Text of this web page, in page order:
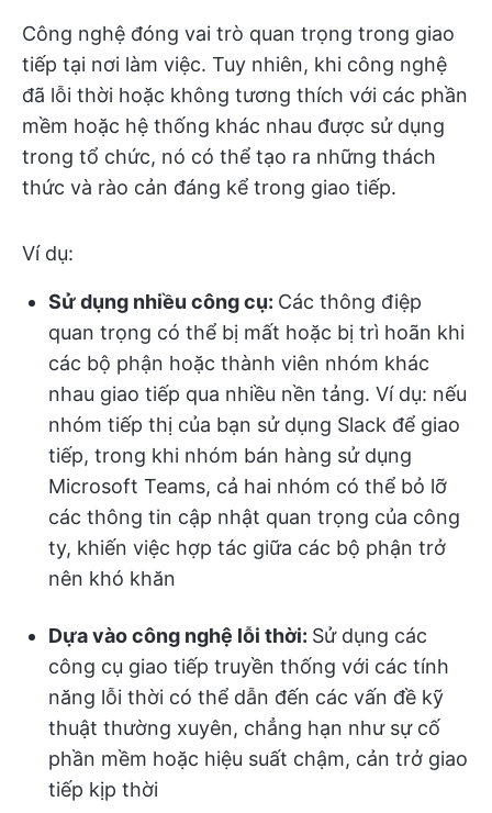
Công nghệ đóng vai trò quan trọng trong giao
tiếp tại nơi làm việc. Tuy nhiên, khi công nghệ
đã lỗi thời hoặc không tương thích với các phần
mềm hoặc hệ thống khác nhau được sử dụng
trong tổ chức, nó có thể tạo ra những thách
thức và rào cản đáng kể trong giao tiếp.
Ví dụ:
Sử dụng nhiều công cụ: Các thông điệp
quan trọng có thể bị mất hoặc bị trì hoãn khi
các bộ phận hoặc thành viên nhóm khác
nhau giao tiếp qua nhiều nền tảng. Ví dụ: nếu
nhóm tiếp thị của bạn sử dụng Slack để giao
tiếp, trong khi nhóm bán hàng sử dụng
Microsoft Teams, cả hai nhóm có thể bỏ lỡ
các thông tin cập nhật quan trọng của công
ty, khiến việc hợp tác giữa các bộ phận trở
nên khó khăn
Dựa vào công nghệ lỗi thời: Sử dụng các
công cụ giao tiếp truyền thống với các tính
năng lỗi thời có thể dẫn đến các vấn đề kỹ
thuật thường xuyên, chẳng hạn như sự cố
phần mềm hoặc hiệu suất chậm, cản trở giao
tiếp kịp thời